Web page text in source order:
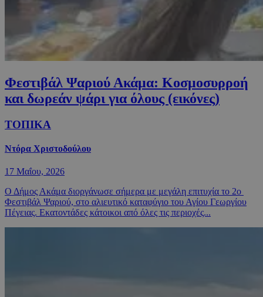
Φεστιβάλ Ψαριού Ακάμα: Κοσμοσυρροή
και δωρεάν ψάρι για όλους (εικόνες)
ΤΟΠΙΚΑ
Ντόρα Χριστοδούλου
17 Μαΐου, 2026
Ο Δήμος Ακάμα διοργάνωσε σήμερα με μεγάλη επιτυχία το 2ο
Φεστιβάλ Ψαριού, στο αλιευτικό καταφύγιο του Αγίου Γεωργίου
Πέγειας. Εκατοντάδες κάτοικοι από όλες τις περιοχές...